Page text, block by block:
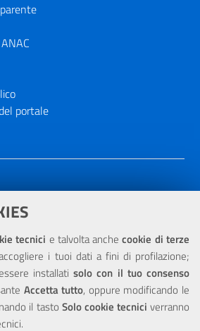
tecnici e talvolta anchecookie di terze
i tuoi dati a fini di profilazione;
installatisolo con il tuo consenso
Accetta tutto, oppure modificando le
il tasto Solo cookie tecnici verranno
portale